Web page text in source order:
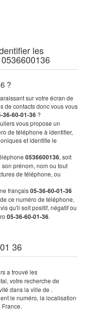
les
?
sur votre écran de
de contacts donc vous vous
36-60-01-36 ?
vous propose un
de téléphone à identifier,
et identifie le
0536600136, soit
prénom, nom ou tout
de téléphone, ou
français05-36-60-01-36
ce numéro de téléphone,
qu'il soit positif, négatif ou
05-36-60-01-36.
36
a trouvé les
votre recherche de
dans la ville de .
le numéro, la localisation